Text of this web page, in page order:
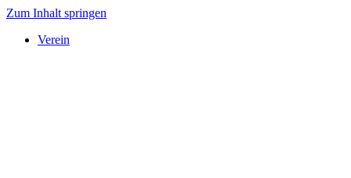
Zum Inhalt springen
Verein